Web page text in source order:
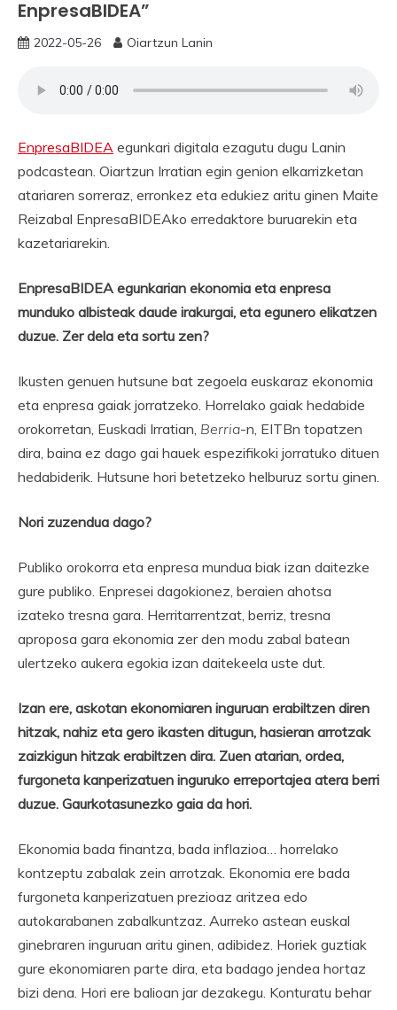
EnpresaBIDEA”
2022-05-26 Oiartzun Lanin
EnpresaBIDEA egunkari digitala ezagutu dugu Lanin
podcastean. Oiartzun Irratian egin genion elkarrizketan
atariaren sorreraz, erronkez eta edukiez aritu ginen Maite
Reizabal EnpresaBIDEAko erredaktore buruarekin eta
kazetariarekin.
EnpresaBIDEA egunkarian ekonomia eta enpresa
munduko albisteak daude irakurgai, eta egunero elikatzen
duzue. Zer dela eta sortu zen?
Ikusten genuen hutsune bat zegoela euskaraz ekonomia
eta enpresa gaiak jorratzeko. Horrelako gaiak hedabide
orokorretan, Euskadi Irratian, Berria-n, EITBn topatzen
dira, baina ez dago gai hauek espezifikoki jorratuko dituen
hedabiderik. Hutsune hori betetzeko helburuz sortu ginen.
Nori zuzendua dago?
Publiko orokorra eta enpresa mundua biak izan daitezke
gure publiko. Enpresei dagokionez, beraien ahotsa
izateko tresna gara. Herritarrentzat, berriz, tresna
aproposa gara ekonomia zer den modu zabal batean
ulertzeko aukera egokia izan daitekeela uste dut.
Izan ere, askotan ekonomiaren inguruan erabiltzen diren
hitzak, nahiz eta gero ikasten ditugun, hasieran arrotzak
zaizkigun hitzak erabiltzen dira. Zuen atarian, ordea,
furgoneta kanperizatuen inguruko erreportajea atera berri
duzue. Gaurkotasunezko gaia da hori.
Ekonomia bada finantza, bada inflazioa… horrelako
kontzeptu zabalak zein arrotzak. Ekonomia ere bada
furgoneta kanperizatuen prezioaz aritzea edo
autokarabanen zabalkuntzaz. Aurreko astean euskal
ginebraren inguruan aritu ginen, adibidez. Horiek guztiak
gure ekonomiaren parte dira, eta badago jendea hortaz
bizi dena. Hori ere balioan jar dezakegu. Konturatu behar